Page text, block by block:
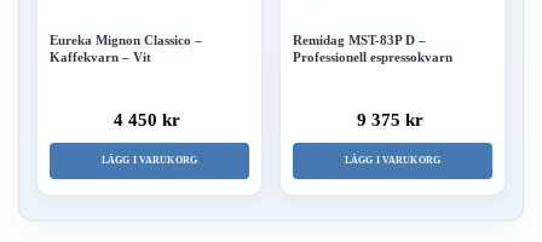
Eureka Mignon Classico –
Kaffekvarn – Vit
4 450 kr
LÄGG I VARUKORG
Remidag MST-83P D –
Professionell espressokvarn
9 375 kr
LÄGG I VARUKORG